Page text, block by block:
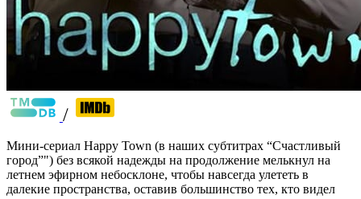
/
Мини-сериал Happy Town (в наших субтитрах “Счастливый
город”") без всякой надежды на продолжение мелькнул на
летнем эфирном небосклоне, чтобы навсегда улететь в
далекие пространства, оставив большинство тех, кто видел